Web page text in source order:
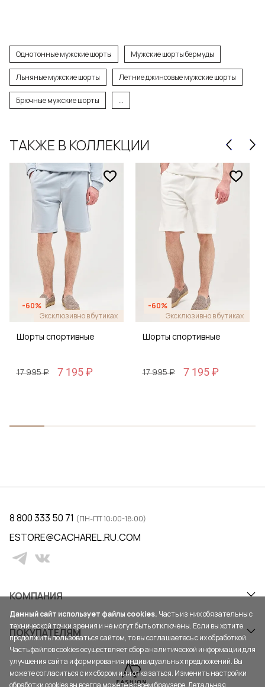
Однотонные мужские шорты Мужские шорты бермуды
Льняные мужские шорты Летние джинсовые мужские шорты
Брючные мужские шорты ...
ТАКЖЕ В КОЛЛЕКЦИИ
-60%
Эксклюзивно в бутиках
Шорты спортивные
17 995 ₽ 7 195 ₽
-60%
Эксклюзивно в бутиках
Шорты спортивные
17 995 ₽ 7 195 ₽
КОМПАНИЯ
ПОКУПАТЕЛЯМ
8 800 333 50 71 (ПН-ПТ 10:00-18:00)
ESTORE@CACHAREL.RU.COM
Данный сайт использует файлы cookies. Часть из них обязательны с
технической точки зрения и не могут быть отключены. Если вы хотите
продолжить пользоваться сайтом, то вы соглашаетесь с их обработкой.
Часть файлов cookies осуществляет сбор аналитической информации для
улучшения сайта и формирования индивидуальных предложений. Вы
можете согласиться с их сбором или отказаться. Изменить настройки
обработки cookies вы всегда можете в своем браузере. Детальная